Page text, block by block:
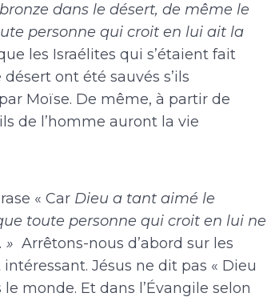
dans le désert, de même le
personne qui croit en lui ait la
les Israélites qui s’étaient fait
ont été sauvés s’ils
Moïse. De même, à partir de
de l’homme auront la vie
« Car Dieu a tant aimé le
toute personne qui croit en lui ne
» Arrêtons-nous d’abord sur les
intéressant. Jésus ne dit pas « Dieu
monde. Et dans l’Évangile selon